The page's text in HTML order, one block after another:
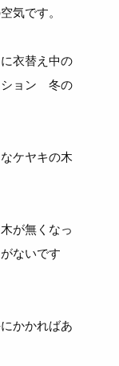
気です。
衣替え中の
ション 冬の
ケヤキの木
が無くなっ
ないです
かかればあ